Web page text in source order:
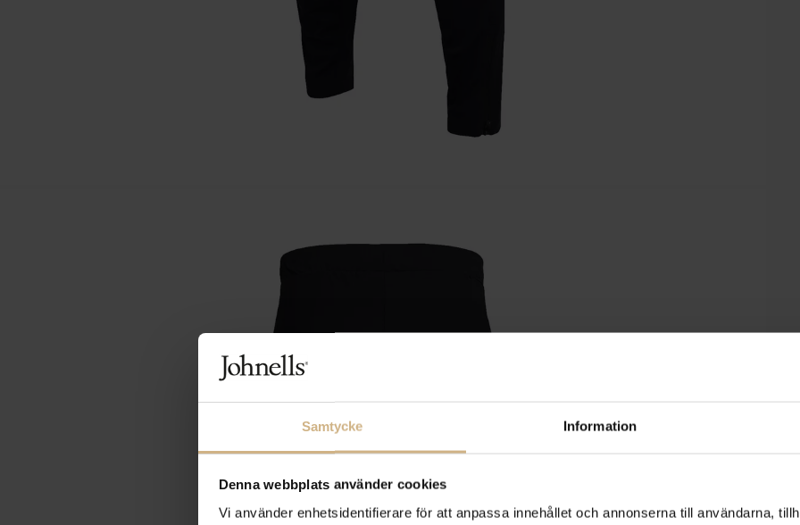
Samtycke Information
Denna webbplats använder cookies
Vi använder enhetsidentifierare för att anpassa innehållet och annonserna till användarna,